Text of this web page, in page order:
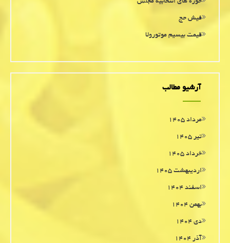
حوزه های انتخابیه مجلس
فیش حج
قیمت بیسیم موتورولا
آرشیو مطالب
مرداد ۱۴۰۵
تیر ۱۴۰۵
خرداد ۱۴۰۵
اردیبهشت ۱۴۰۵
اسفند ۱۴۰۴
بهمن ۱۴۰۴
دی ۱۴۰۴
آذر ۱۴۰۴